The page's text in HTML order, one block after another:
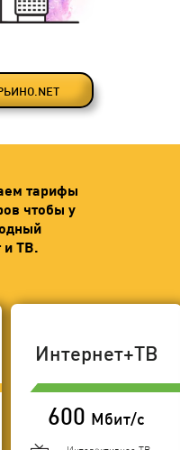
тарифы
чтобы у
и ТВ.
Интернет+ТВ
600 Мбит/с